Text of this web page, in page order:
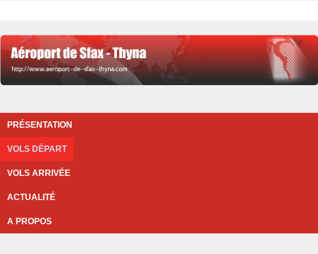
PRÉSENTATION
VOLS DÉPART
VOLS ARRIVÉE
ACTUALITÉ
A PROPOS